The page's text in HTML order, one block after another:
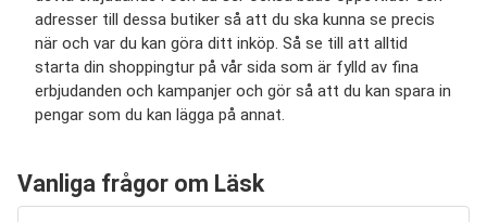
adresser till dessa butiker så att du ska kunna se precis
när och var du kan göra ditt inköp. Så se till att alltid
starta din shoppingtur på vår sida som är fylld av fina
erbjudanden och kampanjer och gör så att du kan spara in
pengar som du kan lägga på annat.
Vanliga frågor om Läsk